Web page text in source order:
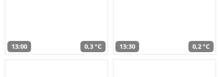
13:00 0,3 °C 13:30 0,2 °C